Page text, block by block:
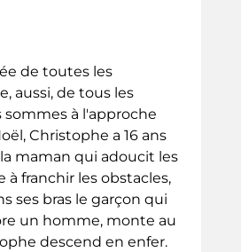
de toutes les
aussi, de tous les
sommes à l'approche
Christophe a 16 ans
maman qui adoucit les
à franchir les obstacles,
ses bras le garçon qui
un homme, monte au
descend en enfer.